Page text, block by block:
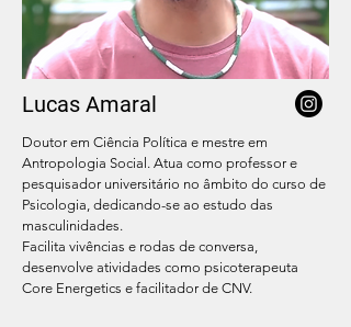
Lucas Amaral
Doutor em Ciência Política e mestre em
Antropologia Social. Atua como professor e
pesquisador universitário no âmbito do curso de
Psicologia, dedicando-se ao estudo das
masculinidades.
Facilita vivências e rodas de conversa,
desenvolve atividades como psicoterapeuta
Core Energetics e facilitador de CNV.